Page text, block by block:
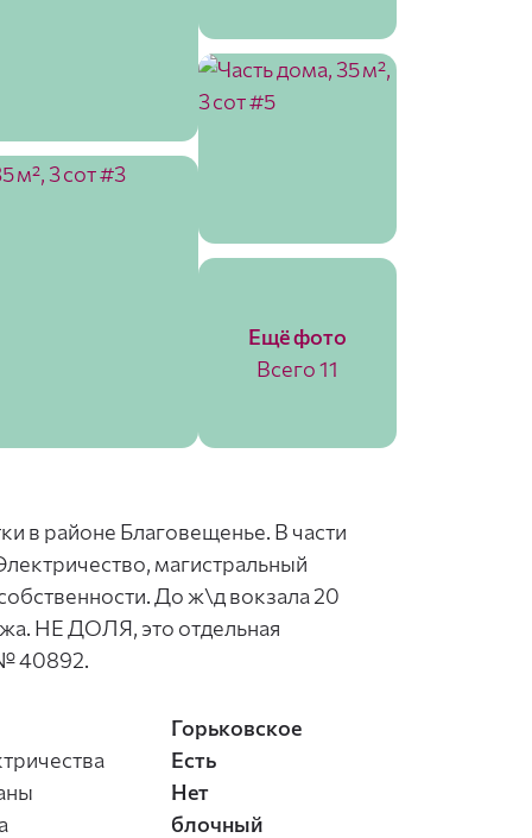
Ещё фото
Всего 11
в районе Благовещенье. В части
магистральный
До ж\д вокзала 20
НЕ ДОЛЯ, это отдельная
40892.
Горьковское
Есть
Нет
блочный